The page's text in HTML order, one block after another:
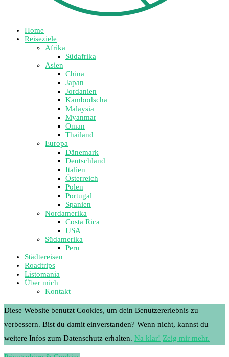
Home
Reiseziele
Afrika
Südafrika
Asien
China
Japan
Jordanien
Kambodscha
Malaysia
Myanmar
Oman
Thailand
Europa
Dänemark
Deutschland
Italien
Österreich
Polen
Portugal
Spanien
Nordamerika
Costa Rica
USA
Südamerika
Peru
Städtereisen
Roadtrips
Listomania
Über mich
Kontakt
Diese Website benutzt Cookies, um dein Benutzererlebnis zu
verbessern. Bist du damit einverstanden? Wenn nicht, kannst du
weitere Infos zum Datenschutz erhalten. Na klar! Zeig mir mehr.